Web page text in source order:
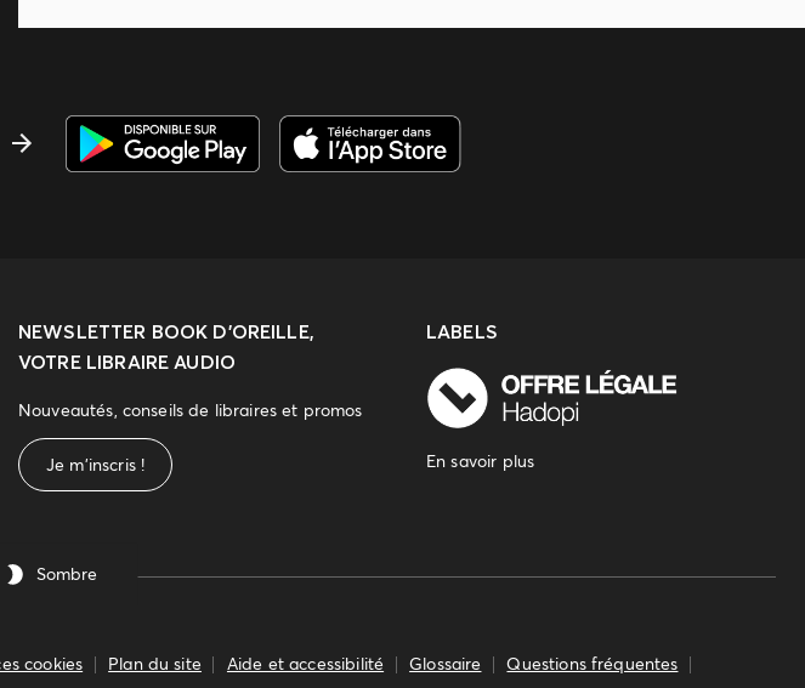
NEWSLETTER BOOK D’OREILLE,
VOTRE LIBRAIRE AUDIO
Nouveautés, conseils de libraires et promos
Je m'inscris !
LABELS
En savoir plus
Sombre
cookies Plan du site Aide et accessibilité Glossaire Questions fréquentes